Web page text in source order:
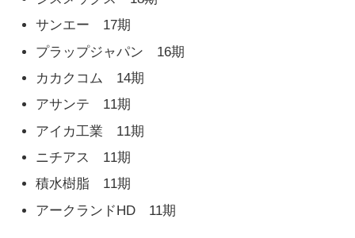
サンエー 17期
プラップジャパン 16期
カカクコム 14期
アサンテ 11期
アイカ工業 11期
ニチアス 11期
積水樹脂 11期
アークランドHD 11期